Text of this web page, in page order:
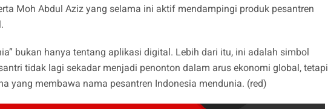
Moh Abdul Aziz yang selama ini aktif mendampingi produk pesantren
bukan hanya tentang aplikasi digital. Lebih dari itu, ini adalah simbol
tidak lagi sekadar menjadi penonton dalam arus ekonomi global, tetapi
yang membawa nama pesantren Indonesia mendunia. (red)